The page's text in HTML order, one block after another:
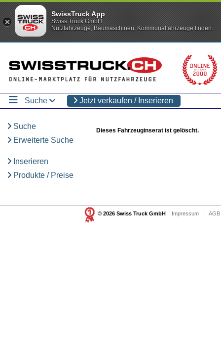
Suche Jetzt verkaufen / Inserieren
Suche
Erweiterte Suche
Inserieren
Produkte / Preise
Dieses Fahrzeuginserat ist gelöscht.
© 2026 Swiss Truck GmbH Impressum |
SwissTruck App
Swiss Truck GmbH
Nutzfahrzeuge, Baumaschinen, Kommunalfahrzeuge finden.